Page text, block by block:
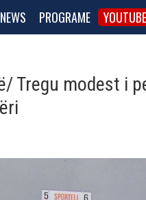
PROGRAME YOUTUBE
Tregu modest i